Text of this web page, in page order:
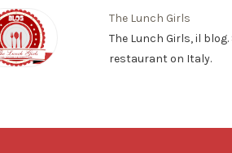
The Lunch Girls
The Lunch Girls, il
restaurant on Italy.